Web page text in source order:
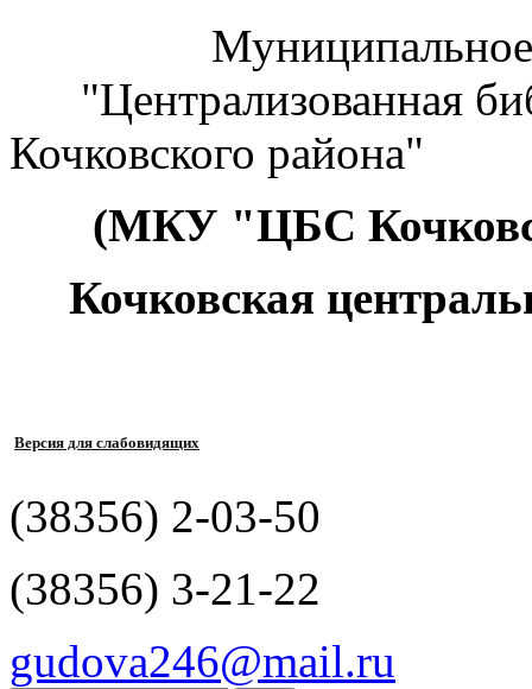
Муниципальное
"Централизованная
Кочковского района"
(МКУ "ЦБС
Кочковская
Версия для слабовидящих
(38356) 2-03-50
(38356) 3-21-22
gudova246@mail.ru